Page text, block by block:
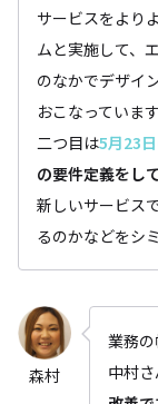
サービスをより
ムと実施して、
のなかでデザイ
おこなっています
二つ目は5月23
の要件定義をし
新しいサービス
るのかなどをシ
森村
業務の
中村さ